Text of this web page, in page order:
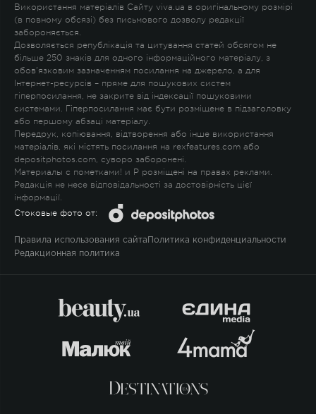
Використання матеріалів Сайту viva.ua в оригінальному розмірі
(в повному обсязі) без письмового дозволу редакції
забороняється.
Дозволяється републікація та цитування статей обсягом не
більше 250 знаків для одного інформаційного матеріалу, з
обов'язковим зазначенням посилання на джерело, а для
Інтернет-ресурсів – пряме для пошукових систем
гіперпосилання, не закрите від індексації пошуковими
системами. Гіперпосилання має бути розміщене в підзаголовку
або першому абзаці матеріалу.
Передрук, копіювання, відтворення або інше використання
матеріалів, які містять посилання на rexfeatures.com або
depositphotos.com, суворо заборонені.
Материалы с пометками! и P розміщені на правах реклами.
Редакція не несе відповідальності за достовірність цієї
інформації.
Стоковые фото от:
Правила использования сайта Политика конфиденциальности
Редакционная политика